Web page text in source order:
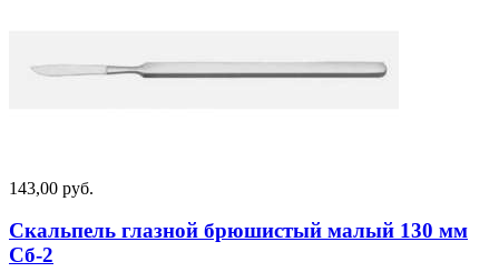
143,00 руб.
Скальпель глазной брюшистый малый 130 мм
Сб-2